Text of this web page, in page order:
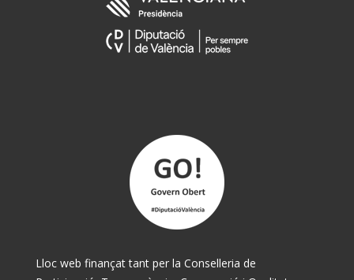
Lloc web finançat tant per la Conselleria de